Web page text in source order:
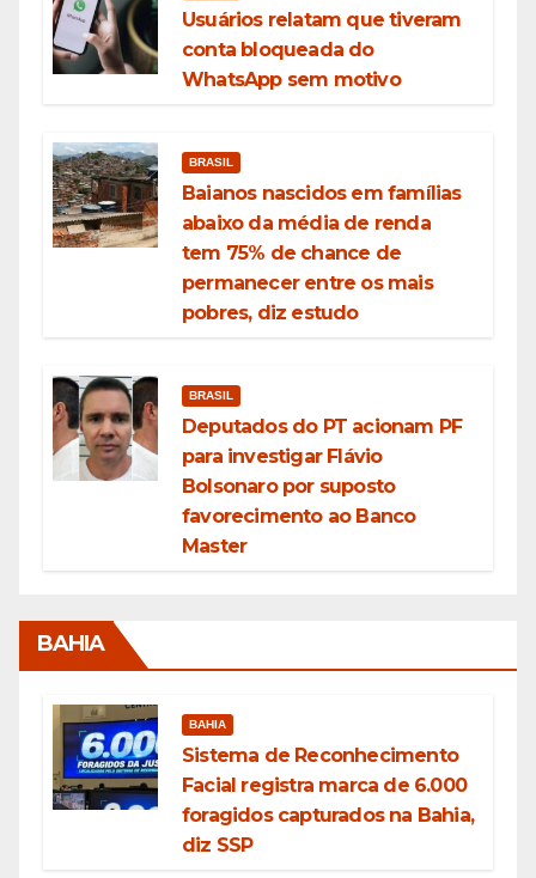
Usuários relatam que tiveram
conta bloqueada do
WhatsApp sem motivo
BRASIL
Baianos nascidos em famílias
abaixo da média de renda
tem 75% de chance de
permanecer entre os mais
pobres, diz estudo
BRASIL
Deputados do PT acionam PF
para investigar Flávio
Bolsonaro por suposto
favorecimento ao Banco
Master
BAHIA
BAHIA
Sistema de Reconhecimento
Facial registra marca de 6.000
foragidos capturados na Bahia,
diz SSP